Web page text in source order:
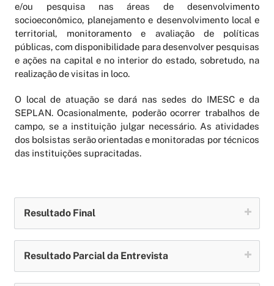
e/ou pesquisa nas áreas de desenvolvimento
socioeconômico, planejamento e desenvolvimento local e
territorial, monitoramento e avaliação de políticas
públicas, com disponibilidade para desenvolver pesquisas
e ações na capital e no interior do estado, sobretudo, na
realização de visitas in loco.
O local de atuação se dará nas sedes do IMESC e da
SEPLAN. Ocasionalmente, poderão ocorrer trabalhos de
campo, se a instituição julgar necessário. As atividades
dos bolsistas serão orientadas e monitoradas por técnicos
das instituições supracitadas.
Resultado Final
Resultado Parcial da Entrevista